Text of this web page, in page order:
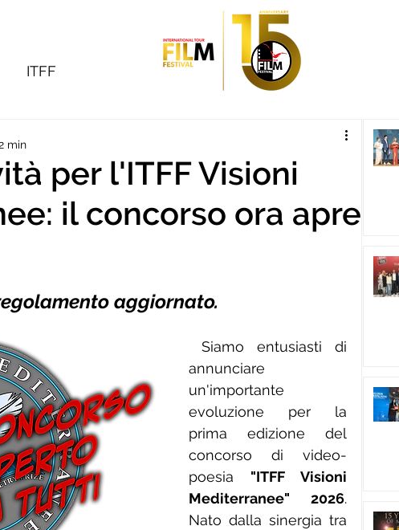
ITFF
per l'ITFF Visioni
il concorso ora apre
min
aggiornato.
annunciare
un'importante
evoluzione per la
prima edizione del
concorso di video-
poesia "ITFF Visioni
Mediterranee" 2026.
Nato dalla sinergia tra